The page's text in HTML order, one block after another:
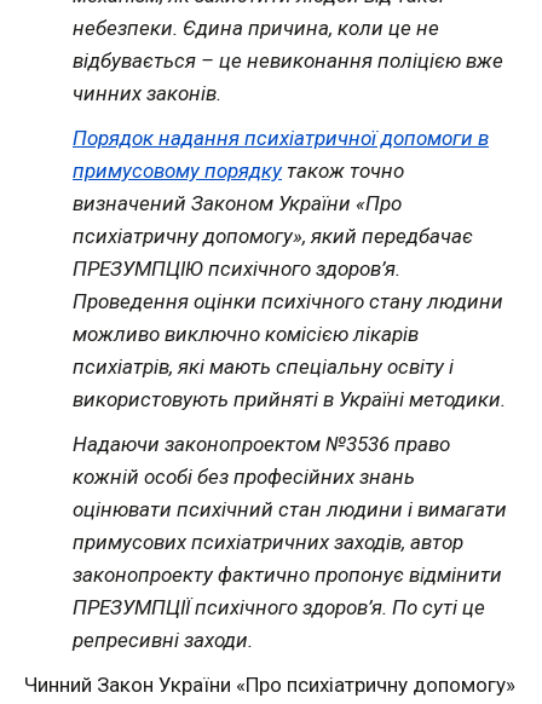
небезпеки. Єдина причина, коли це не
відбувається – це невиконання поліцією вже
чинних законів.
Порядок надання психіатричної допомоги в
примусовому порядкутакож точно
визначений Законом України «Про
психіатричну допомогу», який передбачає
ПРЕЗУМПЦІЮ психічного здоров’я.
Проведення оцінки психічного стану людини
можливо виключно комісією лікарів
психіатрів, які мають спеціальну освіту і
використовують прийняті в Україні методики.
Надаючи законопроектом №3536 право
кожній особі без професійних знань
оцінювати психічний стан людини і вимагати
примусових психіатричних заходів, автор
законопроекту фактично пропонує відмінити
ПРЕЗУМПЦІЇ психічного здоров’я. По суті це
репресивні заходи.
Чинний Закон України «Про психіатричну допомогу»